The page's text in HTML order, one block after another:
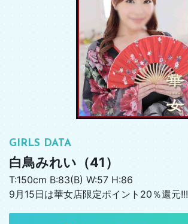
GIRLS DATA
白鳥みれい（41）
T:150cm B:83(B) W:57 H:86
9月15日は華女店限定ポイント20％還元!!!